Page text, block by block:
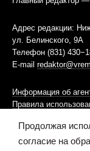
Адрес редакции:
ул. Белинского, 9А
Телефон (831)
E-mail
Информация об
Правила
Информационная
Продолжая
согласие на